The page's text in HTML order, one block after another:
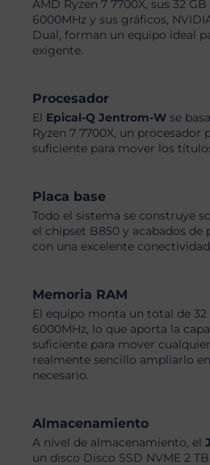
AMD Ryzen 7 7700X, sus 32
6000MHz y sus gráficos,
Dual, forman un equipo ideal
exigente.
Procesador
El Epical-Q Jentrom-W se
Ryzen 7 7700X, un procesador
suficiente para mover los
Placa base
Todo el sistema se construye
el chipset B850 y acabados
con una excelente
Memoria RAM
El equipo monta un total de 32
6000MHz, lo que aporta la
suficiente para mover
realmente sencillo ampliarlo
necesario.
Almacenamiento
A nivel de almacenamiento, el
un disco Disco SSD NVME 2